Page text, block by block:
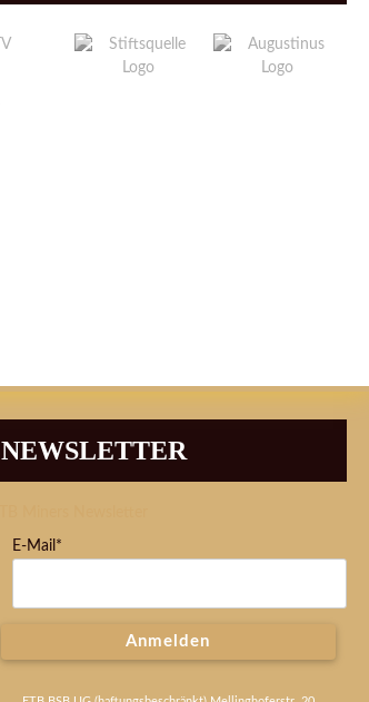
NEWSLETTER
E-Mail*
Anmelden